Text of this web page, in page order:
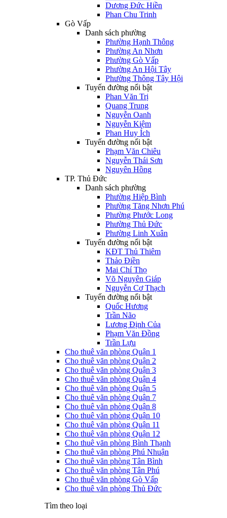
Dương Đức Hiền
Phan Chu Trinh
Gò Vấp
Danh sách phường
Phường Hạnh Thông
Phường An Nhơn
Phường Gò Vấp
Phường An Hội Tây
Phường Thông Tây Hội
Tuyến đường nổi bật
Phan Văn Trị
Quang Trung
Nguyễn Oanh
Nguyễn Kiệm
Phan Huy Ích
Tuyến đường nổi bật
Phạm Văn Chiêu
Nguyễn Thái Sơn
Nguyên Hồng
TP. Thủ Đức
Danh sách phường
Phường Hiệp Bình
Phường Tăng Nhơn Phú
Phường Phước Long
Phường Thủ Đức
Phường Linh Xuân
Tuyến đường nổi bật
KĐT Thủ Thiêm
Thảo Điền
Mai Chí Thọ
Võ Nguyên Giáp
Nguyễn Cơ Thạch
Tuyến đường nổi bật
Quốc Hương
Trần Não
Lương Định Của
Phạm Văn Đồng
Trần Lựu
Cho thuê văn phòng Quận 1
Cho thuê văn phòng Quận 2
Cho thuê văn phòng Quận 3
Cho thuê văn phòng Quận 4
Cho thuê văn phòng Quận 5
Cho thuê văn phòng Quận 7
Cho thuê văn phòng Quận 8
Cho thuê văn phòng Quận 10
Cho thuê văn phòng Quận 11
Cho thuê văn phòng Quận 12
Cho thuê văn phòng Bình Thạnh
Cho thuê văn phòng Phú Nhuận
Cho thuê văn phòng Tân Bình
Cho thuê văn phòng Tân Phú
Cho thuê văn phòng Gò Vấp
Cho thuê văn phòng Thủ Đức
Tìm theo loại